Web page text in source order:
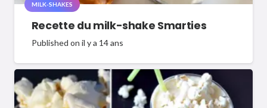
MILK-SHAKES
Recette du milk-shake Smarties
Published on il y a 14 ans